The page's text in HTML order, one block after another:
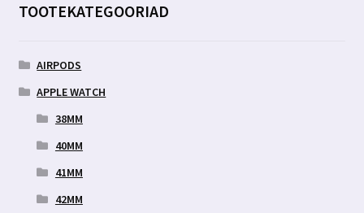
TOOTEKATEGOORIAD
AIRPODS
APPLE WATCH
38MM
40MM
41MM
42MM